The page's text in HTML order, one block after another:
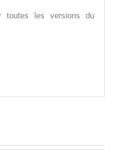
toutes les versions du